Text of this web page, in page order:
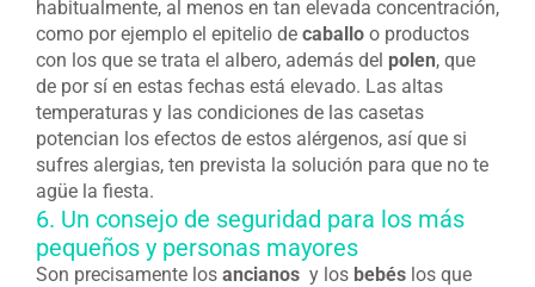
habitualmente, al menos en tan elevada concentración,
como por ejemplo el epitelio de caballo o productos
con los que se trata el albero, además del polen, que
de por sí en estas fechas está elevado. Las altas
temperaturas y las condiciones de las casetas
potencian los efectos de estos alérgenos, así que si
sufres alergias, ten prevista la solución para que no te
agüe la fiesta.
6. Un consejo de seguridad para los más
pequeños y personas mayores
Son precisamente los ancianos y los bebés los que